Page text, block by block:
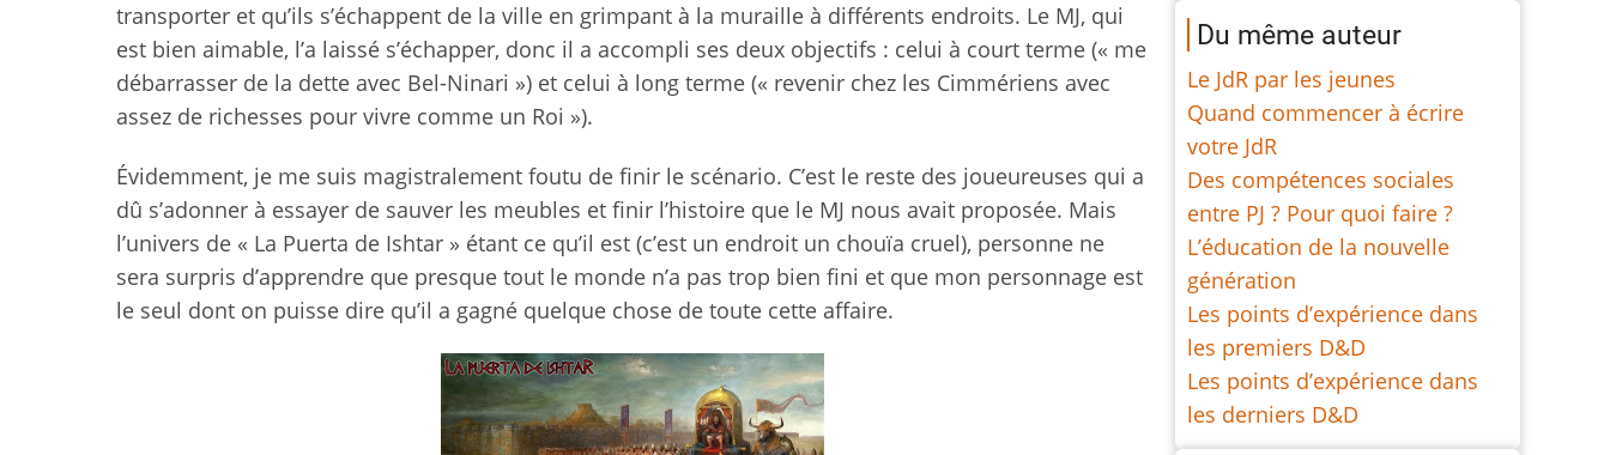
transporter et qu’ils s’échappent de la ville en grimpant à la muraille à différents endroits. Le MJ, qui
est bien aimable, l’a laissé s’échapper, donc il a accompli ses deux objectifs : celui à court terme (« me
débarrasser de la dette avec Bel-Ninari ») et celui à long terme (« revenir chez les Cimmériens avec
assez de richesses pour vivre comme un Roi »).
Évidemment, je me suis magistralement foutu de finir le scénario. C’est le reste des joueureuses qui a
dû s’adonner à essayer de sauver les meubles et finir l’histoire que le MJ nous avait proposée. Mais
l’univers de « La Puerta de Ishtar » étant ce qu’il est (c’est un endroit un chouïa cruel), personne ne
sera surpris d’apprendre que presque tout le monde n’a pas trop bien fini et que mon personnage est
le seul dont on puisse dire qu’il a gagné quelque chose de toute cette affaire.
Du même auteur
Le JdR par les jeunes
Quand commencer à écrire
votre JdR
Des compétences sociales
entre PJ ? Pour quoi faire ?
L’éducation de la nouvelle
génération
Les points d’expérience dans
les premiers D&D
Les points d’expérience dans
les derniers D&D